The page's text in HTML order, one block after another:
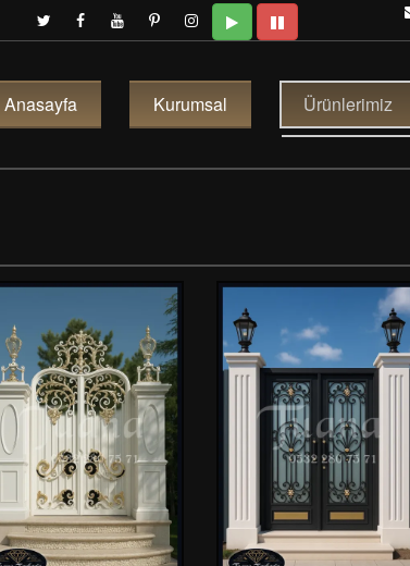
Anasayfa Kurumsal Ürünlerimiz